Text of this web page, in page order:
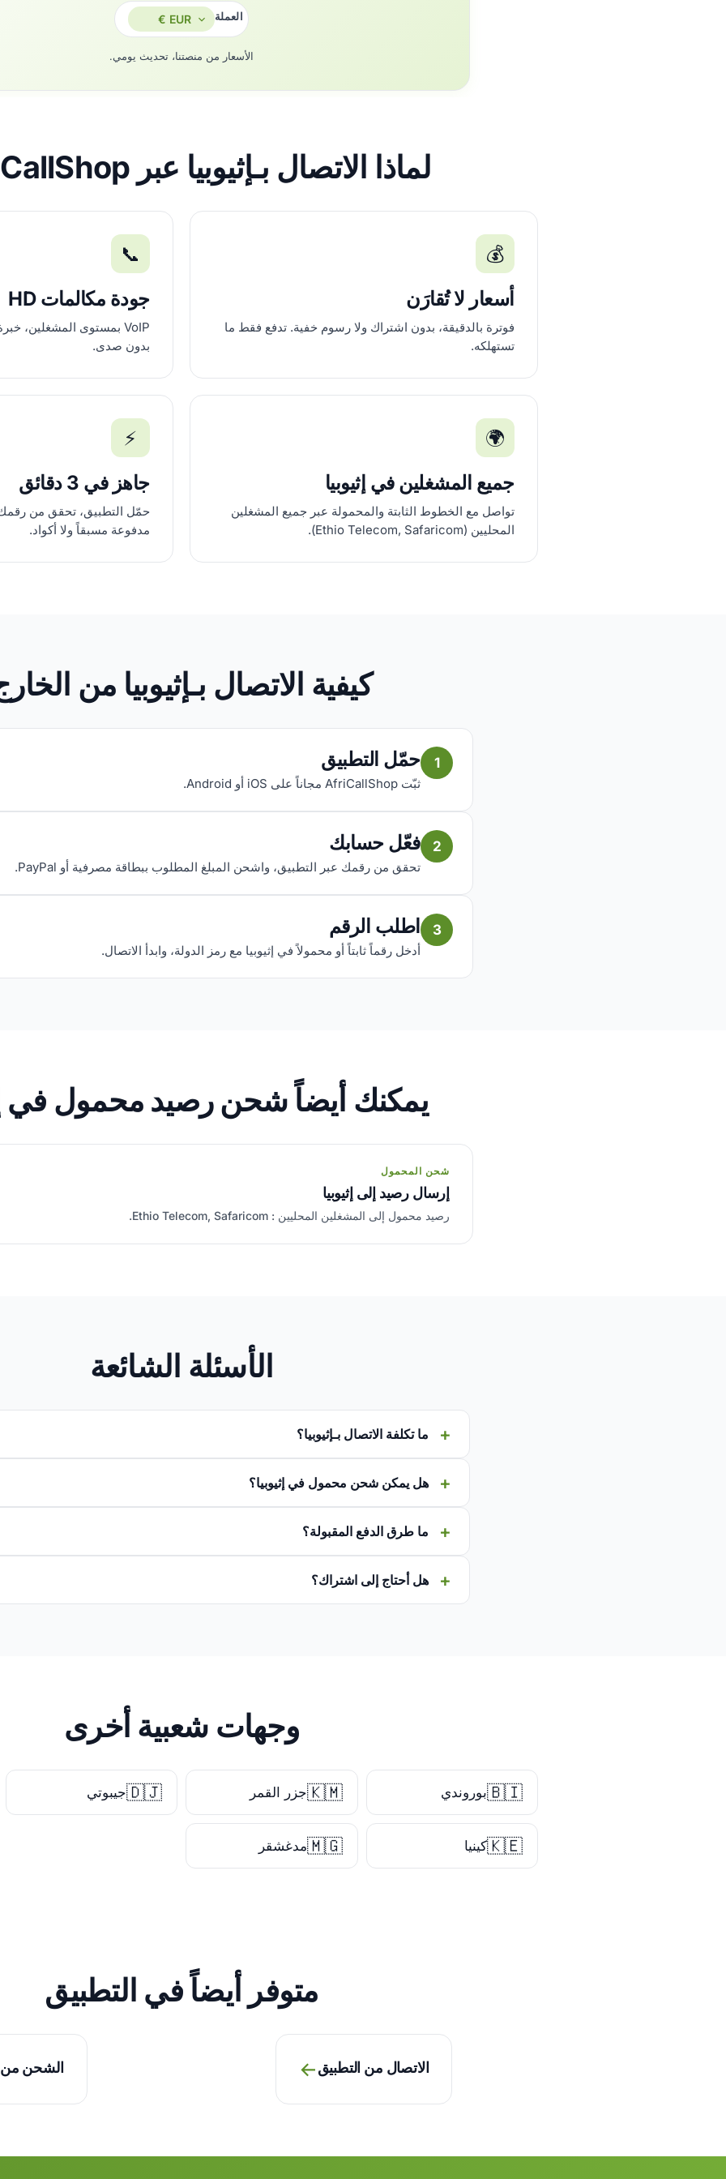
العملة
الأسعار من منصتنا، تحديث يومي.
لماذا الاتصال بـإثيوبيا عبر AfriCallShop؟
💰
أسعار لا تُقارَن
فوترة بالدقيقة، بدون اشتراك ولا رسوم خفية. تدفع فقط ما
تستهلكه.
📞
جودة مكالمات HD
بدون صدى.
🌍
جميع المشغلين في إثيوبيا
تواصل مع الخطوط الثابتة والمحمولة عبر جميع المشغلين
المحليين (Ethio Telecom, Safaricom).
⚡
جاهز في 3 دقائق
حمّل التطبيق، تحقق من
مدفوعة مسبقاً ولا أكواد.
كيفية الاتصال بـإثيوبيا من
1 حمّل التطبيق
ثبّت AfriCallShop مجاناً على iOS أو Android.
2 فعّل حسابك
تحقق من رقمك عبر التطبيق، واشحن المبلغ المطلوب ببطاقة مصرفية أو PayPal.
3 اطلب الرقم
أدخل رقماً ثابتاً أو محمولاً في إثيوبيا مع رمز الدولة، وابدأ الاتصال.
يمكنك أيضاً شحن رصيد محمول في
شحن المحمول
إرسال رصيد إلى إثيوبيا
رصيد محمول إلى المشغلين المحليين : Ethio Telecom, Safaricom.
الأسئلة الشائعة
ما تكلفة الاتصال بـإثيوبيا؟
هل يمكن شحن محمول في إثيوبيا؟
ما طرق الدفع المقبولة؟
هل أحتاج إلى اشتراك؟
وجهات شعبية أخرى
🇧🇮بوروندي 🇰🇲جزر القمر 🇩🇯جيبوتي
🇰🇪كينيا 🇲🇬مدغشقر
متوفر أيضاً في التطبيق
الاتصال من التطبيق→ الشحن من